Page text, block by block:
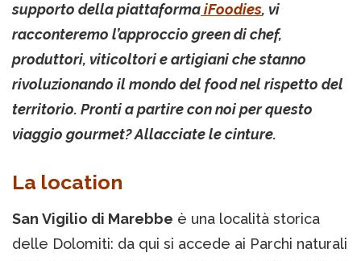
supporto della piattaformaiFoodies, vi
racconteremo l’approccio green di chef,
produttori, viticoltori e artigiani che stanno
rivoluzionando il mondo del food nel rispetto del
territorio. Pronti a partire con noi per questo
viaggio gourmet? Allacciate le cinture.
La location
San Vigilio di Marebbe è una località storica
delle Dolomiti: da qui si accede ai Parchi naturali